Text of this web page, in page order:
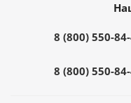
8 (800) 550-
8 (800) 550-